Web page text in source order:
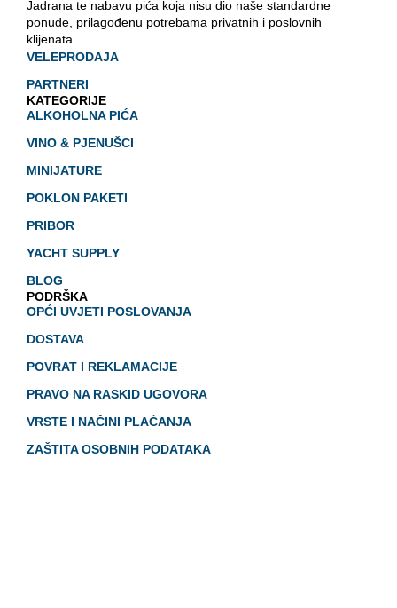
Jadrana te nabavu pića koja nisu dio naše standardne
ponude, prilagođenu potrebama privatnih i poslovnih
klijenata.
VELEPRODAJA
PARTNERI
KATEGORIJE
ALKOHOLNA PIĆA
VINO & PJENUŠCI
MINIJATURE
POKLON PAKETI
PRIBOR
YACHT SUPPLY
BLOG
PODRŠKA
OPĆI UVJETI POSLOVANJA
DOSTAVA
POVRAT I REKLAMACIJE
PRAVO NA RASKID UGOVORA
VRSTE I NAČINI PLAĆANJA
ZAŠTITA OSOBNIH PODATAKA